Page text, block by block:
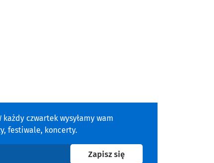
każdy czwartek wysyłamy wam
festiwale, koncerty.
Zapisz sięna newsletter